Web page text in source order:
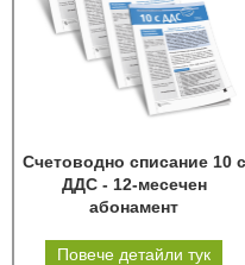
Счетоводно списание 10 с
ДДС - 12-месечен
абонамент
Повече детайли тук